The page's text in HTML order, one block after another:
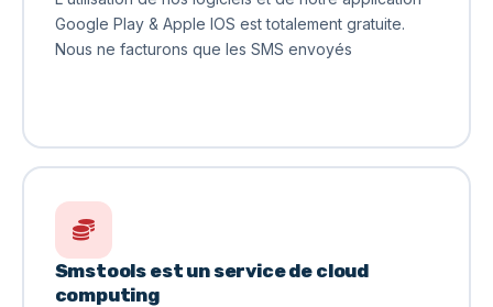
Google Play & Apple IOS est totalement gratuite.
Nous ne facturons que les SMS envoyés
Smstools est un service de cloud
computing